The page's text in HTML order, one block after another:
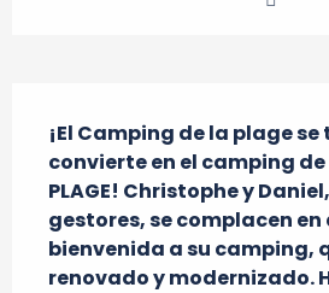
¡El Camping de la plage
convierte en el camping de
PLAGE! Christophe y
gestores, se complacen en
bienvenida a su camping,
renovado y modernizado.